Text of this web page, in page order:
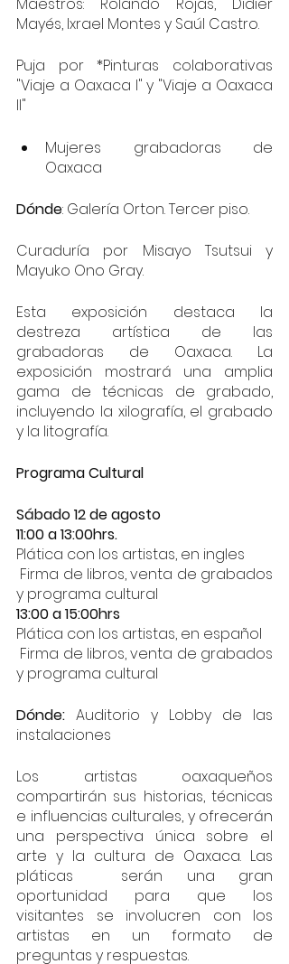
Mayés, Ixrael Montes y Saúl Castro.
Puja por *Pinturas colaborativas
"Viaje a Oaxaca I" y "Viaje a Oaxaca
II"
Mujeres grabadoras de
Oaxaca
Dónde: Galería Orton. Tercer piso.
Curaduría por Misayo Tsutsui y
Mayuko Ono Gray.
Esta exposición destaca la
destreza artística de las
grabadoras de Oaxaca. La
exposición mostrará una amplia
gama de técnicas de grabado,
incluyendo la xilografía, el grabado
y la litografía.
Programa Cultural
Sábado 12 de agosto
11:00 a 13:00hrs.
Plática con los artistas, en ingles
y programa cultural
13:00 a 15:00hrs
Plática con los artistas, en español
y programa cultural
Dónde: Auditorio y Lobby de las
instalaciones
Los artistas oaxaqueños
compartirán sus historias, técnicas
e influencias culturales, y ofrecerán
una perspectiva única sobre el
arte y la cultura de Oaxaca. Las
pláticas  serán una gran
oportunidad para que los
visitantes se involucren con los
artistas en un formato de
preguntas y respuestas.